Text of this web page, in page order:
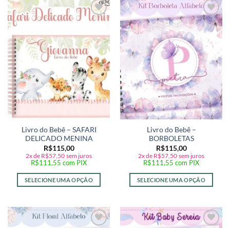
Adicionar
desejos
Livro do Bebê – SAFARI
DELICADO MENINA
R$115,00
2x de R$57,50 sem juros
R$111,55 com PIX
SELECIONE UMA OPÇÃO
Adicionar
a lista de
desejos
Livro do Bebê –
BORBOLETAS
R$115,00
2x de R$57,50 sem juros
R$111,55 com PIX
SELECIONE UMA OPÇÃO